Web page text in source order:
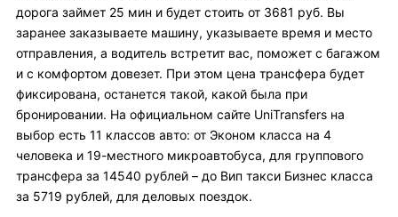
дорога займет 25 мин и будет стоить от 3681 руб. Вы
заранее заказываете машину, указываете время и место
отправления, а водитель встретит вас, поможет с багажом
и с комфортом довезет. При этом цена трансфера будет
фиксирована, останется такой, какой была при
бронировании. На официальном сайте UniTransfers на
выбор есть 11 классов авто: от Эконом класса на 4
человека и 19-местного микроавтобуса, для группового
трансфера за 14540 рублей – до Вип такси Бизнес класса
за 5719 рублей, для деловых поездок.